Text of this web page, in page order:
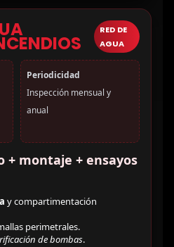
RED DE
AGUA
Periodicidad
Inspección mensual y
anual
+ montaje + ensayos
y compartimentación
perimetrales.
de bombas.